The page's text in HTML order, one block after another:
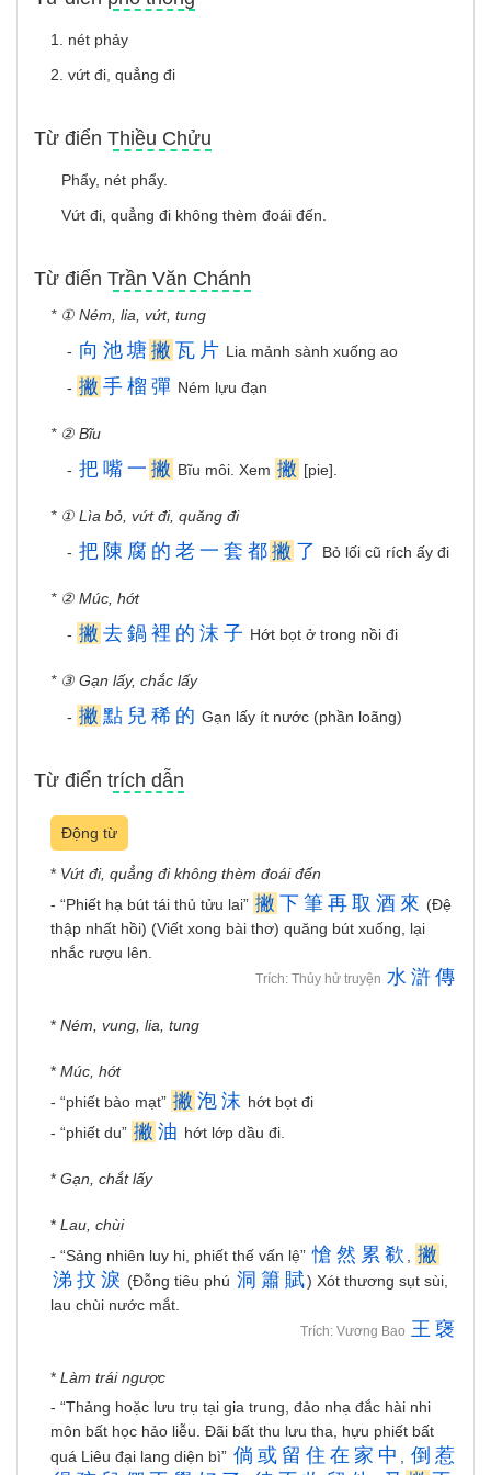
1. nét phảy
2. vứt đi, quẳng đi
Từ điển Thiều Chửu
Phẩy, nét phẩy.
Vứt đi, quẳng đi không thèm đoái đến.
Từ điển Trần Văn Chánh
* ① Ném, lia, vứt, tung
- 向 池 塘 撇 瓦 片 Lia mảnh sành xuống ao
- 撇 手 榴 彈 Ném lựu đạn
* ② Bĩu
- 把 嘴 一 撇 Bĩu môi. Xem 撇 [pie].
* ① Lìa bỏ, vứt đi, quăng đi
- 把 陳 腐 的 老 一 套 都 撇 了 Bỏ lối cũ rích ấy đi
* ② Múc, hớt
- 撇 去 鍋 裡 的 沫 子 Hớt bọt ở trong nồi đi
* ③ Gạn lấy, chắc lấy
- 撇 點 兒 稀 的 Gạn lấy ít nước (phần loãng)
Từ điển trích dẫn
Động từ
* Vứt đi, quẳng đi không thèm đoái đến
- “Phiết hạ bút tái thủ tửu lai” 撇 下 筆 再 取 酒 來 (Đệ
thập nhất hồi) (Viết xong bài thơ) quăng bút xuống, lại
nhắc rượu lên.
Trích: Thủy hử truyện 水 滸 傳
* Ném, vung, lia, tung
* Múc, hớt
- “phiết bào mạt” 撇 泡 沫 hớt bọt đi
- “phiết du” 撇 油 hớt lớp dầu đi.
* Gạn, chắt lấy
* Lau, chùi
- “Sảng nhiên luy hi, phiết thế vấn lệ” 愴 然 累 欷
撇
涕 抆 淚 (Đỗng tiêu phú 洞 簫 賦) Xót thương sụt sùi,
lau chùi nước mắt.
Trích: Vương Bao 王 襃
* Làm trái ngược
- “Thảng hoặc lưu trụ tại gia trung, đảo nhạ đắc hài nhi
môn bất học hảo liễu. Đãi bất thu lưu tha, hựu phiết bất
quá Liêu đại lang diện bì” 倘 或 留 住 在 家 中 倒 惹